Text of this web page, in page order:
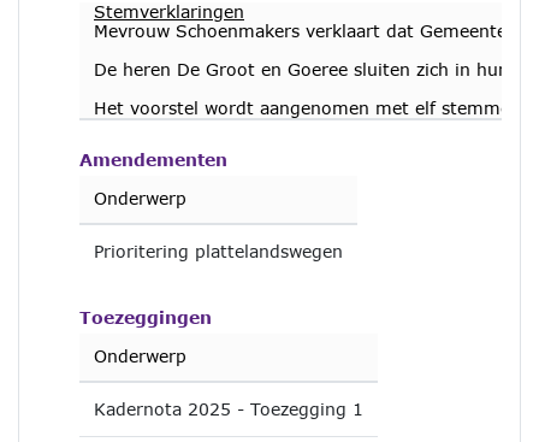
Stemverklaringen
Mevrouw Schoenmakers verklaart dat
De heren De Groot en Goeree sluiten zich in hun
Het voorstel wordt aangenomen met elf stemmen
Amendementen
Onderwerp
Prioritering plattelandswegen
Toezeggingen
Onderwerp
Kadernota 2025 - Toezegging 1